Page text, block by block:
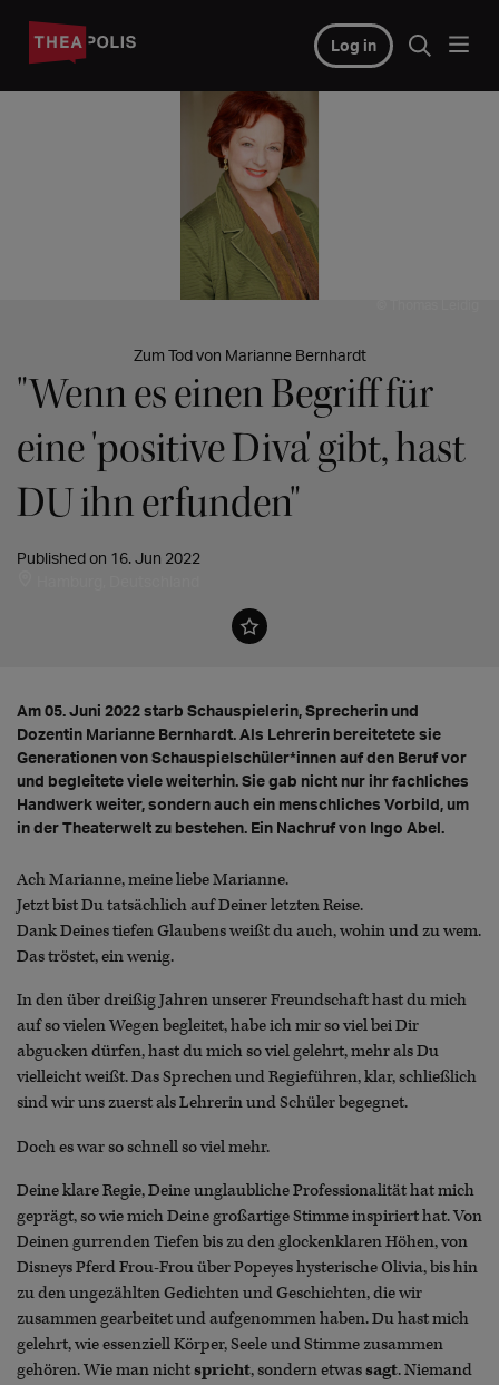
Log in
Zum Tod von Marianne Bernhardt
"Wenn es einen Begriff für
eine 'positive Diva' gibt, hast
DU ihn erfunden"
Published on 16. Jun 2022
Am 05. Juni 2022 starb Schauspielerin, Sprecherin und
Dozentin Marianne Bernhardt. Als Lehrerin bereitetete sie
Generationen von Schauspielschüler*innen auf den Beruf vor
und begleitete viele weiterhin. Sie gab nicht nur ihr fachliches
Handwerk weiter, sondern auch ein menschliches Vorbild, um
in der Theaterwelt zu bestehen. Ein Nachruf von Ingo Abel.
Ach Marianne, meine liebe Marianne.
Jetzt bist Du tatsächlich auf Deiner letzten Reise.
Dank Deines tiefen Glaubens weißt du auch, wohin und zu wem.
Das tröstet, ein wenig.
In den über dreißig Jahren unserer Freundschaft hast du mich
auf so vielen Wegen begleitet, habe ich mir so viel bei Dir
abgucken dürfen, hast du mich so viel gelehrt, mehr als Du
vielleicht weißt. Das Sprechen und Regieführen, klar, schließlich
sind wir uns zuerst als Lehrerin und Schüler begegnet.
Doch es war so schnell so viel mehr.
Deine klare Regie, Deine unglaubliche Professionalität hat mich
geprägt, so wie mich Deine großartige Stimme inspiriert hat. Von
Deinen gurrenden Tiefen bis zu den glockenklaren Höhen, von
Disneys Pferd Frou-Frou über Popeyes hysterische Olivia, bis hin
zu den ungezählten Gedichten und Geschichten, die wir
zusammen gearbeitet und aufgenommen haben. Du hast mich
gelehrt, wie essenziell Körper, Seele und Stimme zusammen
gehören. Wie man nichtspricht, sondern etwassagt. Niemand